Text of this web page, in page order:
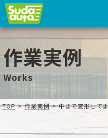
お車の板金塗装・車検整備な
作業実例
Works
TOP > 作業実例 > 中まで変形して